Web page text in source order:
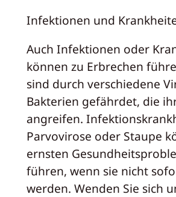
Infektionen und
Auch Infektionen oder
können zu Erbrechen
sind durch verschiedene
Bakterien gefährdet, die
angreifen.
Parvovirose oder Staupe
ernsten
führen, wenn sie nicht
werden. Wenden Sie sich